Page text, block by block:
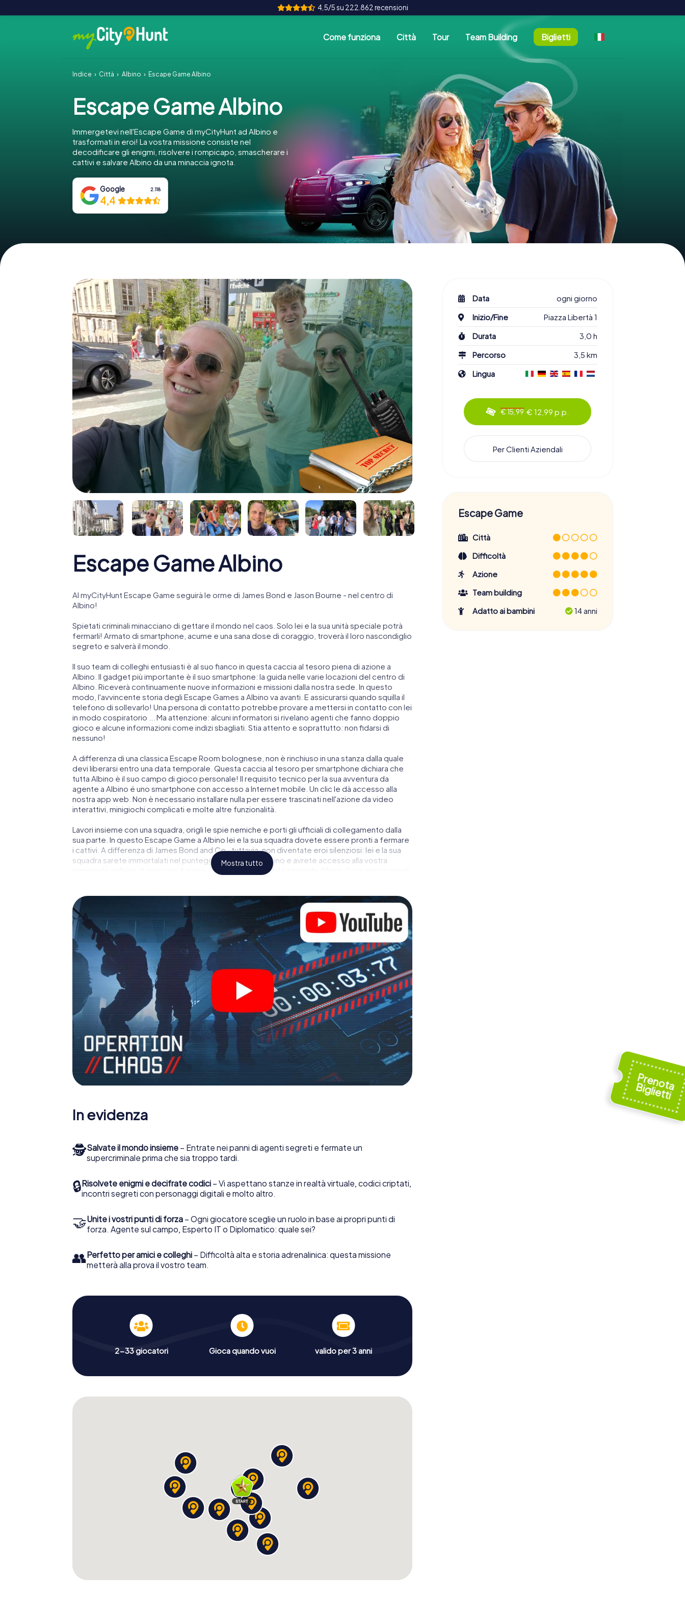
4,5/5 su 222.862 recensioni
Come funziona Città Tour Team Building Biglietti
Indice Città Albino Escape Game Albino
Escape Game Albino
Immergetevi nell'Escape Game di myCityHunt ad Albino e
trasformati in eroi! La vostra missione consiste nel
decodificare gli enigmi, risolvere i rompicapo, smascherare i
cattivi e salvare Albino da una minaccia ignota.
Google 2.118
4,4
Escape Game Albino
Al myCityHunt Escape Game seguirà le orme di James Bond e Jason Bourne - nel centro di
Albino!
Spietati criminali minacciano di gettare il mondo nel caos. Solo lei e la sua unità speciale potrà
fermarli! Armato di smartphone, acume e una sana dose di coraggio, troverà il loro nascondiglio
segreto e salverà il mondo.
Il suo team di colleghi entusiasti è al suo fianco in questa caccia al tesoro piena di azione a
Albino. Il gadget più importante è il suo smartphone: la guida nelle varie locazioni del centro di
Albino. Riceverà continuamente nuove informazioni e missioni dalla nostra sede. In questo
modo, l'avvincente storia degli Escape Games a Albino va avanti. E assicurarsi quando squilla il
telefono di sollevarlo! Una persona di contatto potrebbe provare a mettersi in contatto con lei
in modo cospiratorio ... Ma attenzione: alcuni informatori si rivelano agenti che fanno doppio
gioco e alcune informazioni come indizi sbagliati. Stia attento e soprattutto: non fidarsi di
nessuno!
A differenza di una classica Escape Room bolognese, non è rinchiuso in una stanza dalla quale
devi liberarsi entro una data temporale. Questa caccia al tesoro per smartphone dichiara che
tutta Albino è il suo campo di gioco personale! Il requisito tecnico per la sua avventura da
agente a Albino é uno smartphone con accesso a Internet mobile. Un clic le dà accesso alla
nostra app web. Non è necessario installare nulla per essere trascinati nell'azione da video
interattivi, minigiochi complicati e molte altre funzionalità.
Lavori insieme con una squadra, origli le spie nemiche e porti gli ufficiali di collegamento dalla
sua parte. In questo Escape Game a Albino lei e la sua squadra dovete essere pronti a fermare
i cattivi. A differenza di James Bond and Co., tuttavia, non diventate eroi silenziosi: lei e la sua
squadra sarete immortalati nel punteggio più alto del Albino e avrete accesso alla vostra
personale galleria di immagini. Il gioco di Escape di myCityHunt rende Albino, il suo parco giochi
Mostra tutto
In evidenza
🕵Salvate il mondo insieme – Entrate nei panni di agenti segreti e fermate un
supercriminale prima che sia troppo tardi.
🔒Risolvete enigmi e decifrate codici – Vi aspettano stanze in realtà virtuale, codici criptati,
incontri segreti con personaggi digitali e molto altro.
🤝Unite i vostri punti di forza – Ogni giocatore sceglie un ruolo in base ai propri punti di
forza. Agente sul campo, Esperto IT o Diplomatico: quale sei?
👥Perfetto per amici e colleghi – Difficoltà alta e storia adrenalinica: questa missione
metterà alla prova il vostro team.
2-33 giocatori Gioca quando vuoi valido per 3 anni
Data
ogni giorno
Inizio/Fine
Piazza Libertà 1
Durata
3,0 h
Percorso
3,5 km
Lingua
€ 15,99 € 12,99 p.p.
Per Clienti Aziendali
Escape Game
Città
Difficoltà
Azione
Team building
Adatto ai bambini
14 anni